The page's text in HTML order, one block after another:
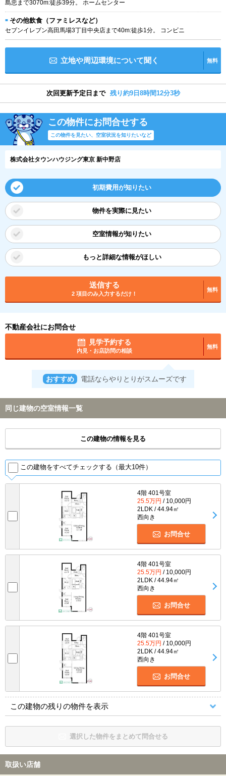
島忠まで3070m:徒歩39分。 ホームセンター
その他飲食（ファミレスなど）
セブンイレブン高田馬場3丁目中央店まで40m:徒歩1分。 コンビニ
立地や周辺環境について聞く 無料
次回更新予定日まで 残り約9日8時間12分3秒
この物件にお問合せする
この物件を見たい、空室状況を知りたいなど
株式会社タウンハウジング東京 新中野店
初期費用が知りたい
物件を実際に見たい
空室情報が知りたい
もっと詳細な情報がほしい
送信する
2 項目のみ入力するだけ！
無料
不動産会社にお問合せ
見学予約する
内見・お店訪問の相談
無料
おすすめ 電話ならやりとりがスムーズです
同じ建物の空室情報一覧
この建物の情報を見る
この建物をすべてチェックする（最大10件）
4階 401号室
25.5万円 / 10,000円
2LDK / 44.94㎡
西向き
お問合せ
4階 401号室
25.5万円 / 10,000円
2LDK / 44.94㎡
西向き
お問合せ
4階 401号室
25.5万円 / 10,000円
2LDK / 44.94㎡
西向き
お問合せ
この建物の残りの物件を表示
選択した物件をまとめて問合せる
取扱い店舗